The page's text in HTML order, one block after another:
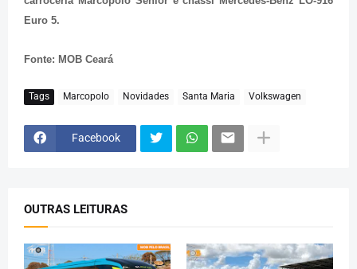
Euro 5.
Fonte: MOB Ceará
Tags Marcopolo Novidades Santa Maria Volkswagen
Facebook
OUTRAS LEITURAS